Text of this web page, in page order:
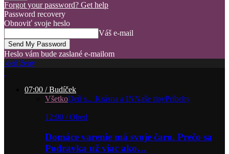
Forgot your password? Get help
Password recovery
Obnoviť svoje heslo
Váš e-mail
Heslo vám bude zaslané e-mailom
deň ženy
07:00 / Budíček
VšetkoDeň s…Krásna a INNaše tipyPríbehy
12:00 / Obed
Domáce varenie má svoje čaro. Prečo sa
Podravka už viac ako…